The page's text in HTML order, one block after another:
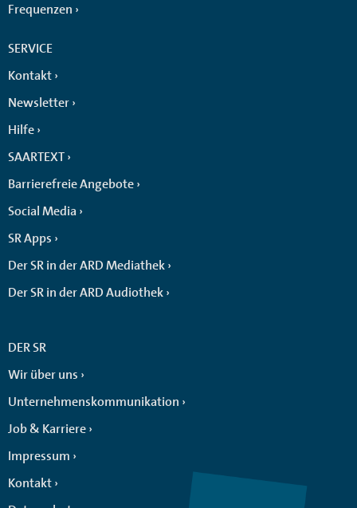
Frequenzen
SERVICE
Kontakt
Newsletter
Hilfe
SAARTEXT
Barrierefreie Angebote
Social Media
SR Apps
Der SR in der ARD Mediathek
Der SR in der ARD Audiothek
DER SR
Wir über uns
Unternehmenskommunikation
Job & Karriere
Impressum
Kontakt